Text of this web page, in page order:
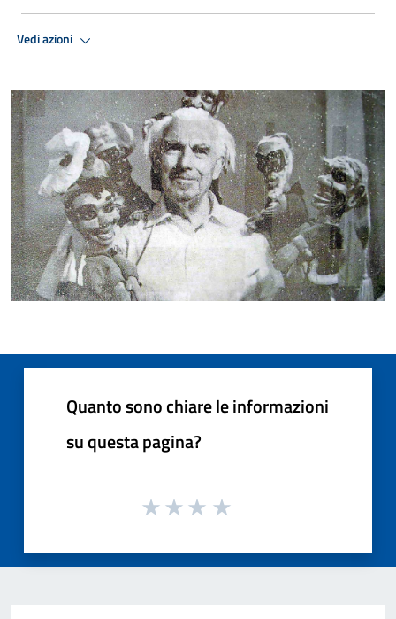
Vedi azioni
Quanto sono chiare le informazioni
su questa pagina?